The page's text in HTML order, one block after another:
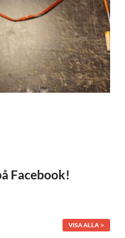
Facebook!
VISA ALLA